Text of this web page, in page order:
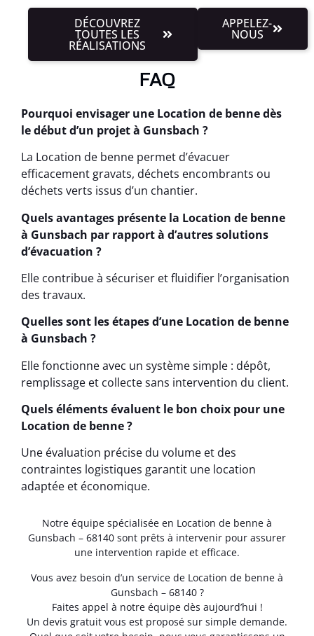
DÉCOUVREZ
TOUTES LES
RÉALISATIONS
APPELEZ-
NOUS
FAQ
Pourquoi envisager une Location de benne dès
le début d’un projet à Gunsbach ?
La Location de benne permet d’évacuer
efficacement gravats, déchets encombrants ou
déchets verts issus d’un chantier.
Quels avantages présente la Location de benne
à Gunsbach par rapport à d’autres solutions
d’évacuation ?
Elle contribue à sécuriser et fluidifier l’organisation
des travaux.
Quelles sont les étapes d’une Location de benne
à Gunsbach ?
Elle fonctionne avec un système simple : dépôt,
remplissage et collecte sans intervention du client.
Quels éléments évaluent le bon choix pour une
Location de benne ?
Une évaluation précise du volume et des
contraintes logistiques garantit une location
adaptée et économique.
Notre équipe spécialisée en Location de benne à
Gunsbach – 68140 sont prêts à intervenir pour assurer
une intervention rapide et efficace.
Vous avez besoin d’un service de Location de benne à
Gunsbach – 68140 ?
Faites appel à notre équipe dès aujourd’hui !
Un devis gratuit vous est proposé sur simple demande.